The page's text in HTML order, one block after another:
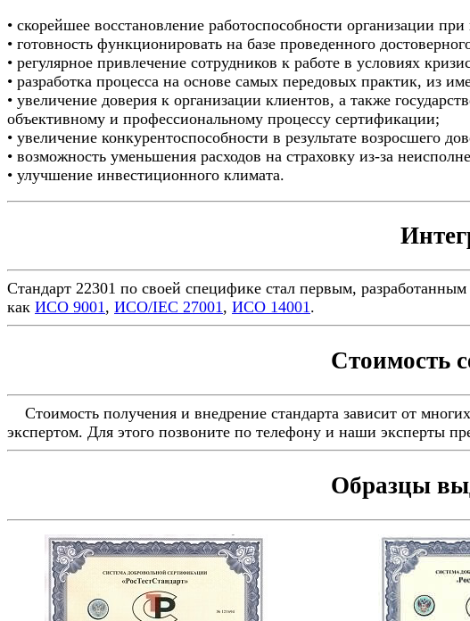
• скорейшее восстановление работоспособности организации
• готовность функционировать на базе проведенного
• регулярное привлечение сотрудников к работе в условиях
• разработка процесса на основе самых передовых практик, из
• увеличение доверия к организации клиентов, а также
объективному и профессиональному процессу сертификации;
• увеличение конкурентоспособности в результате возросшего
• возможность уменьшения расходов на страховку из-за
• улучшение инвестиционного климата.
Стандарт 22301 по своей специфике стал первым,
как ИСО 9001, ИСО/IEC 27001, ИСО 14001.
Стоимость
Стоимость получения и внедрение стандарта зависит от
экспертом. Для этого позвоните по телефону и наши эксперты
Образцы